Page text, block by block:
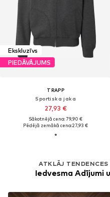
Ekskluzīvs
PIEDĀVĀJUMS
TRAPP
Sportiska jaka
27,93 €
Sākotnējā cena: 79,90 €
Pēdējā zemākā cena:27,93 €
ATKLĀJ
Iedvesma Adījumi